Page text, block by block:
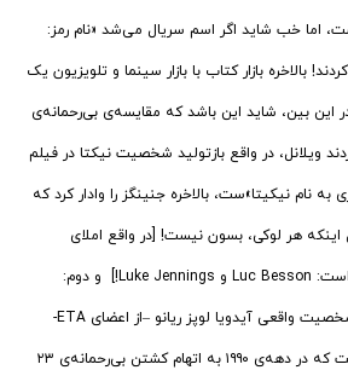
اما خب شاید اگر اسم سریال می‌شد «نام رمز:
بالاخره بازار کتاب با بازار سینما و تلویزیون یک
این بین، شاید این باشد که مقایسه‌ی بی‌رحمانه‌ی
ویلانل، در واقع بازتولید شخصیت نیکتا در فیلم
به نام نیکیتا»ست، بالاخره جنینگز را وادار کرد که
اینکه هر لوکی، بسون نیست! [در واقع املای
اسم‌شان هم با هم متفاوت است: Luc Besson و Luke Jennings!] و دوم:
شخصیت ویلانل، بر اساس شخصیت واقعی آیدویا لوپز ریانو –از اعضای ETA-
ملقب به ببر طراحی شده است که در دهه‌ی ۱۹۹۰ به اتهام کشتن بی‌رحمانه‌ی ۲۳